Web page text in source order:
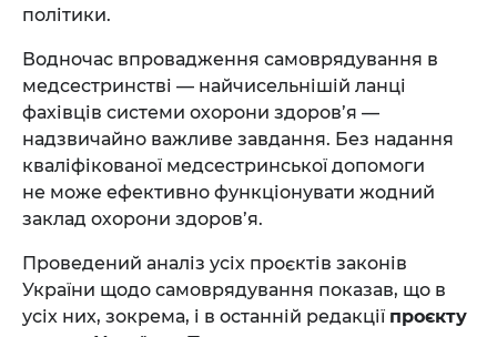
політики.
Водночас впровадження самоврядування в
медсестринстві — найчисельнішій ланці
фахівців системи охорони здоров’я —
надзвичайно важливе завдання. Без надання
кваліфікованої медсестринської допомоги
не може ефективно функціонувати жодний
заклад охорони здоров’я.
Проведений аналіз усіх проєктів законів
України щодо самоврядування показав, що в
усіх них, зокрема, і в останній редакції проєкту